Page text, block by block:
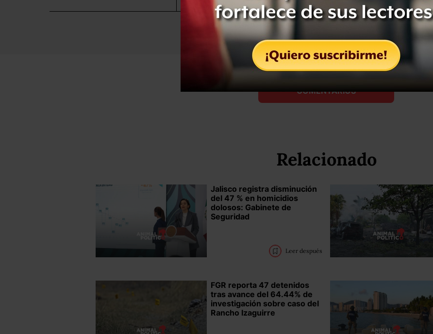
Compartir
COMENTARIOS
Relacionado
Jalisco registra disminución
del 47 % en homicidios
dolosos: Gabinete de
Seguridad
Leer después
FGR reporta 47 detenidos
tras avance del 64.44% de
investigación sobre caso del
Rancho Izaguirre